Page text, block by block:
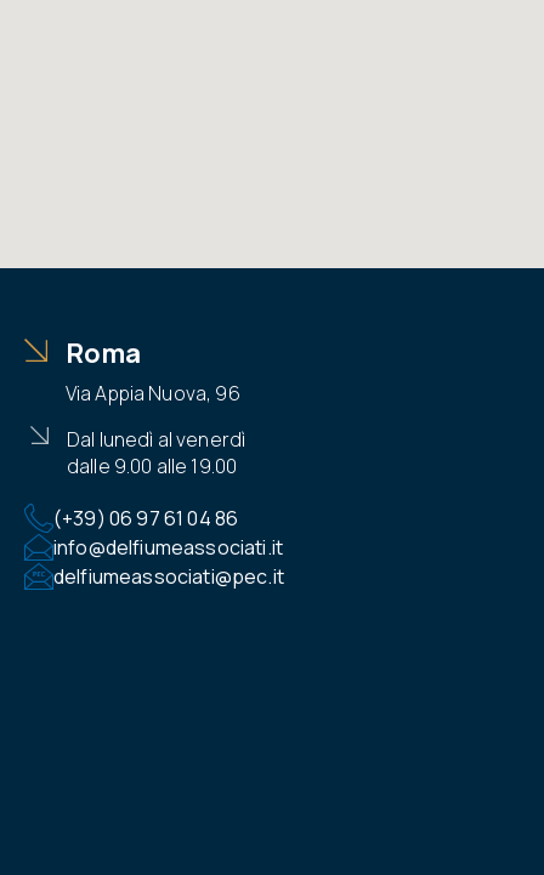
Roma
Via Appia Nuova, 96
Dal lunedì al venerdì
dalle 9.00 alle 19.00
(+39) 06 97 61 04 86
info@delfiumeassociati.it
delfiumeassociati@pec.it